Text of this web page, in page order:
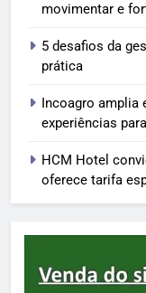
movimentar e
5 desafios da
prática
Incoagro amplia
experiências
HCM Hotel
oferece tarifa